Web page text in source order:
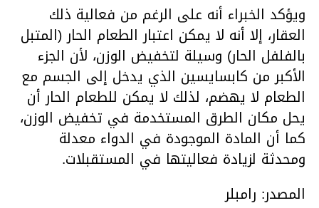
ويؤكد الخبراء أنه على الرغم من فعالية ذلك
العقار، إلا أنه لا يمكن اعتبار الطعام الحار (المتبل
بالفلفل الحار) وسيلة لتخفيض الوزن، لأن الجزء
الأكبر من كابسايسين الذي يدخل إلى الجسم مع
الطعام لا يهضم، لذلك لا يمكن للطعام الحار أن
يحل مكان الطرق المستخدمة في تخفيض الوزن،
كما أن المادة الموجودة في الدواء معدلة
ومحدثة لزيادة فعاليتها في المستقبلات.
المصدر: رامبلر